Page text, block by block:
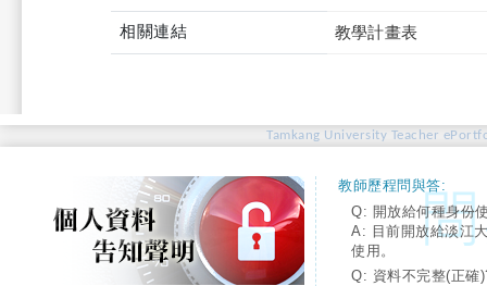
相關連結 教學計畫表
Tamkang University Teacher
教師歷程問與答:
Q: 開放給何種身份
A: 目前開放給淡江
使用。
Q: 資料不完整(正確